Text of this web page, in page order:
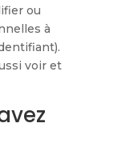
ou
à
voir et